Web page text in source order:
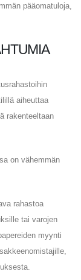
pääomatuloja,
aiheuttaa
rakenteeltaan
on vähemmän
rahastoa
tai varojen
myynti